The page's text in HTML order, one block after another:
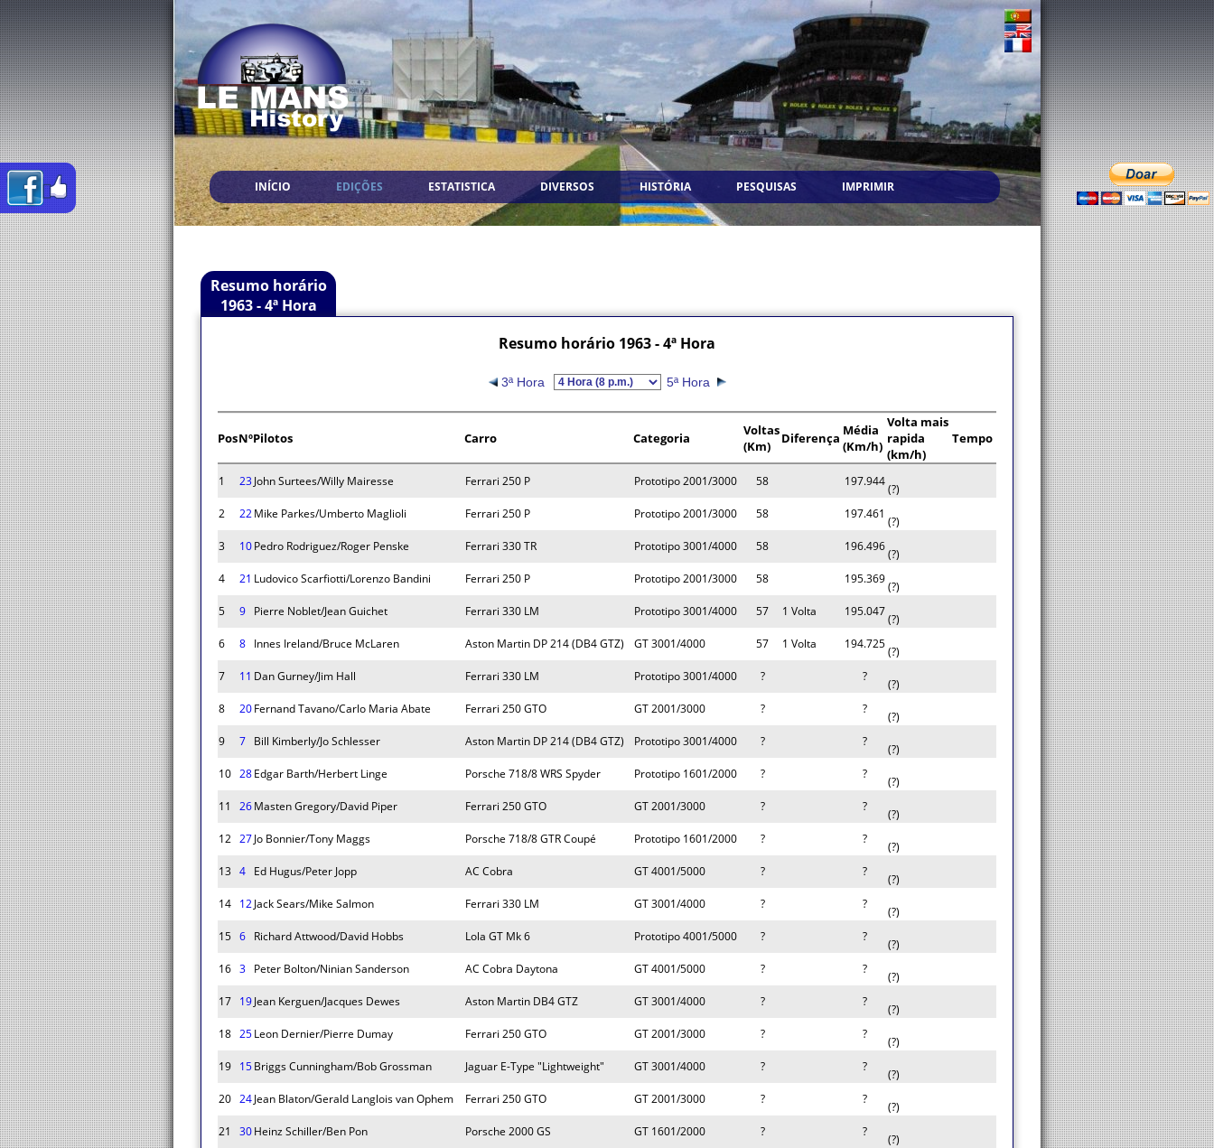
INÍCIO EDIÇÕES ESTATISTICA DIVERSOS HISTÓRIA PESQUISAS IMPRIMIR
Resumo horário
1963 - 4ª Hora
Resumo horário 1963 - 4ª Hora
3ª Hora 5ª Hora
PosNºPilotos Carro Categoria
Voltas
(Km)
Diferença Média
(Km/h)
Volta mais
rapida
(km/h)
Tempo
1 23John Surtees/Willy Mairesse Ferrari 250 P Prototipo 2001/3000 58 197.944
(?)
2
22Mike Parkes/Umberto Maglioli Ferrari 250 P Prototipo 2001/3000 58 197.461
(?)
3
10Pedro Rodriguez/Roger Penske Ferrari 330 TR Prototipo 3001/4000 58 196.496
(?)
4
21 Ludovico Scarfiotti/Lorenzo Bandini Ferrari 250 P Prototipo 2001/3000 58 195.369
(?)
5
9 Pierre Noblet/Jean Guichet Ferrari 330 LM Prototipo 3001/4000 57 1 Volta 195.047
(?)
6
8 Innes Ireland/Bruce McLaren Aston Martin DP 214 (DB4 GTZ) GT 3001/4000 57 1 Volta 194.725
(?)
7
11 Dan Gurney/Jim Hall Ferrari 330 LM Prototipo 3001/4000 ? ?
(?)
8
20Fernand Tavano/Carlo Maria Abate Ferrari 250 GTO GT 2001/3000 ? ?
(?)
9
7 Bill Kimberly/Jo Schlesser Aston Martin DP 214 (DB4 GTZ) Prototipo 3001/4000 ? ?
(?)
10 28Edgar Barth/Herbert Linge Porsche 718/8 WRS Spyder Prototipo 1601/2000 ? ?
(?)
11
26Masten Gregory/David Piper Ferrari 250 GTO GT 2001/3000 ? ?
(?)
12 27Jo Bonnier/Tony Maggs Porsche 718/8 GTR Coupé Prototipo 1601/2000 ? ?
(?)
13 4 Ed Hugus/Peter Jopp AC Cobra GT 4001/5000 ? ?
(?)
14 12Jack Sears/Mike Salmon Ferrari 330 LM GT 3001/4000 ? ?
(?)
15 6 Richard Attwood/David Hobbs Lola GT Mk 6 Prototipo 4001/5000 ? ?
(?)
16 3 Peter Bolton/Ninian Sanderson AC Cobra Daytona GT 4001/5000 ? ?
(?)
17 19Jean Kerguen/Jacques Dewes Aston Martin DB4 GTZ GT 3001/4000 ? ?
(?)
18 25Leon Dernier/Pierre Dumay Ferrari 250 GTO GT 2001/3000 ? ?
(?)
19 15Briggs Cunningham/Bob Grossman Jaguar E-Type "Lightweight" GT 3001/4000 ? ?
(?)
20 24Jean Blaton/Gerald Langlois van Ophem Ferrari 250 GTO GT 2001/3000 ? ?
(?)
21
30Heinz Schiller/Ben Pon Porsche 2000 GS GT 1601/2000 ? ?
(?)